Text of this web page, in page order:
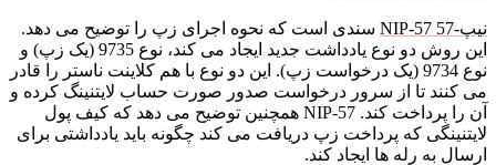
نیپ-57 NIP-57
سندی است که نحوه اجرای زپ را توضیح می دهد.
این روش دو نوع یادداشت جدید ایجاد می کند، نوع 9735 (یک زپ) و
نوع 9734 (یک درخواست زپ). این دو نوع با هم کلاینت ناستر را قادر
می کنند تا از سرور درخواست صدور صورت حساب لایتنینگ کرده و
آن را پرداخت کند. NIP-57 همچنین توضیح می دهد که کیف پول
لایتنینگی که پرداخت زپ دریافت می کند چگونه باید یادداشتی برای
ارسال به رله ها ایجاد کند.